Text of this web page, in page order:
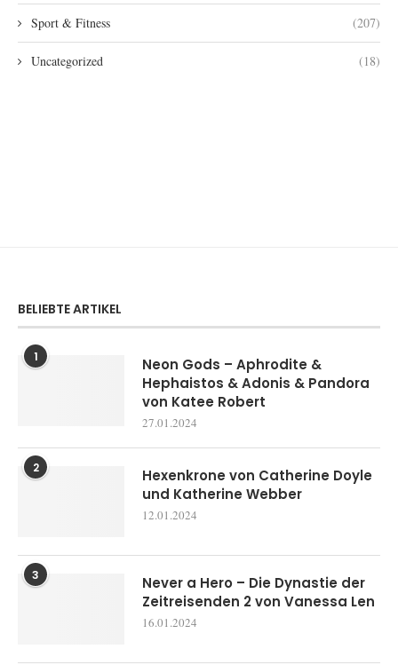
Sport & Fitness (207)
Uncategorized (18)
BELIEBTE ARTIKEL
1
Neon Gods – Aphrodite &
Hephaistos & Adonis & Pandora
von Katee Robert
27.01.2024
2
Hexenkrone von Catherine Doyle
und Katherine Webber
12.01.2024
3
Never a Hero – Die Dynastie der
Zeitreisenden 2 von Vanessa Len
16.01.2024